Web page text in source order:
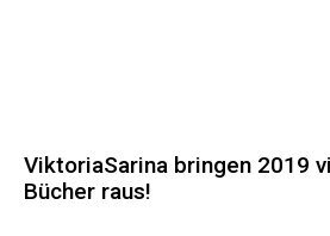
ViktoriaSarina bringen 2019
Bücher raus!